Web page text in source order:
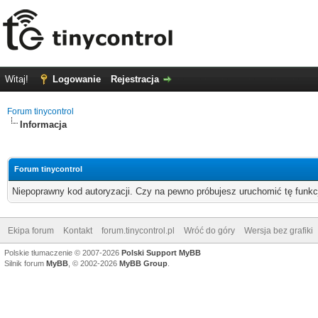
Witaj! Logowanie Rejestracja
Forum tinycontrol
Informacja
Forum tinycontrol
Niepoprawny kod autoryzacji. Czy na pewno próbujesz uruchomić tę
Ekipa forum Kontakt forum.tinycontrol.pl Wróć do góry Wersja bez grafiki
Polskie tłumaczenie © 2007-2026 Polski Support MyBB
Silnik forum MyBB , © 2002-2026 MyBB Group